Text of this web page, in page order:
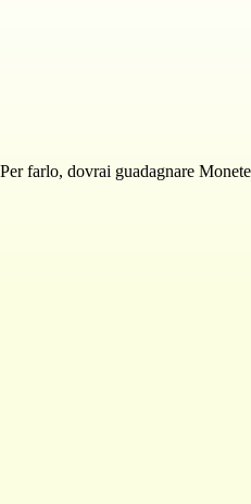
farlo, dovrai guadagnare